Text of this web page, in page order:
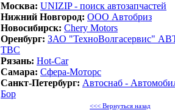
Москва: UNIZIP - поиск автозапчастей
Нижний Новгород: ООО Автобриз
Новосибирск: Chery Motors
Оренбург: ЗАО "ТехноВолгасервис"
ТВС
Рязань: Hot-Car
Самара: Сфера-Моторс
Санкт-Петербург: Автоснаб -
Бор
<<< Вернуться назад